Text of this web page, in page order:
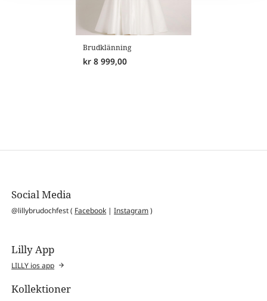
Brudklänning
kr 8 999,00
Social Media
@lillybrudochfest ( Facebook |Instagram)
Lilly App
LILLY ios app
Kollektioner